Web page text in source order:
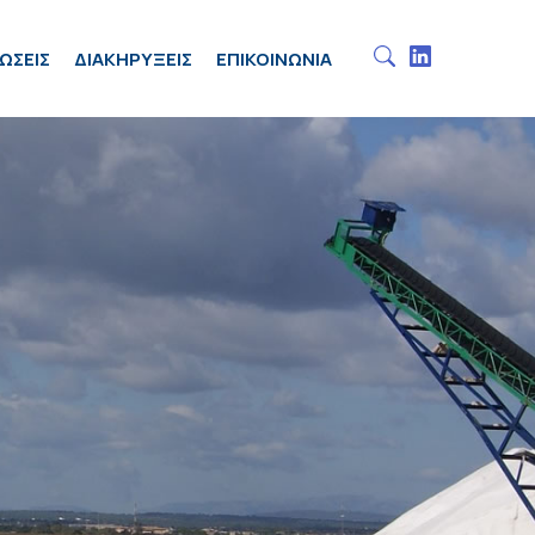
ΔΙΑΚΗΡΥΞΕΙΣ ΕΠΙΚΟΙΝΩΝΙΑ